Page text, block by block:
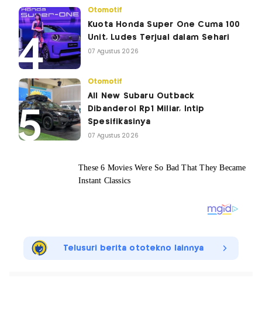
Otomotif
Kuota Honda Super One Cuma 100
Unit, Ludes Terjual dalam Sehari
07 Agustus 2026
Otomotif
All New Subaru Outback
Dibanderol Rp1 Miliar, Intip
Spesifikasinya
07 Agustus 2026
Telusuri berita ototekno lainnya